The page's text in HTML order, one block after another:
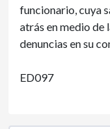
funcionario, cuya
atrás en medio de
denuncias en su
ED097